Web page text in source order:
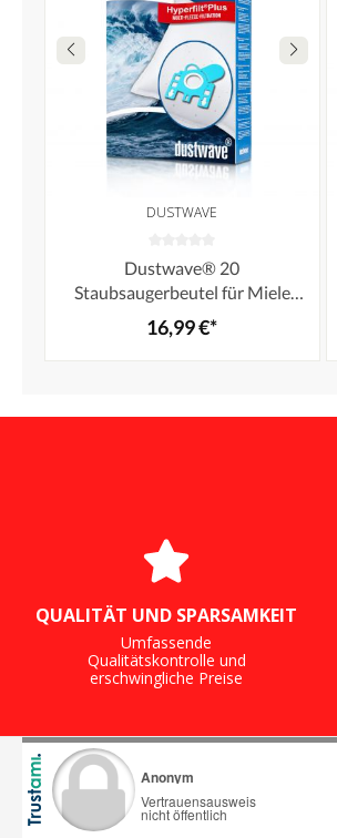
DUSTWAVE
Dustwave® 20
Staubsaugerbeutel für Miele
S6050 / S 6050 S6 - hocheffizient,
mehrlagiges Mikrovlies mit
Hygieneverschluss - Made in
16,99 €*
QUALITÄT UND SPARSAMKEIT
Umfassende
Qualitätskontrolle und
erschwingliche Preise